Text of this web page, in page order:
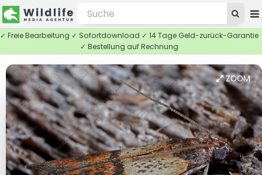
✓ Freie Bearbeitung ✓ Sofortdownload ✓ 14 Tage Geld-zurück-Garantie
✓ Bestellung auf Rechnung
ZOOM